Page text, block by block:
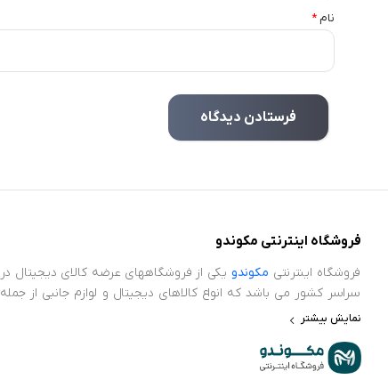
نام*
فروشگاه اینترنتی مکوندو
فروشگاه اینترنتی مکوندو یکی از فروشگاههای عرضه کالای دیجیتال در
سراسر کشور می باشد که انواع کالاهای دیجیتال و لوازم جانبی از جمله
ایرپاد، ساعت هوشمند، پاور بانک، محافظ صفحه نمایش، اسپیکر و
فروشگاه اینترنتی مکوندو برای اطمینان خاطر و خریدی بدون دغدغه،
ضمانت اصالت کالا و سلامت فیزیکی را برای تمامی محصولات خود در نظر
نمایش بیشتر